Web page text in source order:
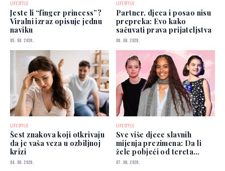
LIFESTYLE
Jeste li “finger princess”?
Viralni izraz opisuje jednu
naviku
05. 08. 2026.
LIFESTYLE
Partner, djeca i posao nisu
prepreka: Evo kako
sačuvati prava prijateljstva
06. 08. 2026.
LIFESTYLE
Šest znakova koji otkrivaju
da je vaša veza u ozbiljnoj
krizi
04. 08. 2026.
LIFESTYLE
Sve više djece slavnih
mijenja prezimena: Da li
žele pobjeći od tereta
poznatih roditelja?
07. 08. 2026.